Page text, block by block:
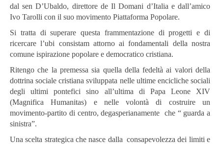
dal sen D’Ubaldo, direttore de Il Domani d’Italia e dall’amico
Ivo Tarolli con il suo movimento Piattaforma Popolare.
Si tratta di superare questa frammentazione di progetti e di
ricercare l’ubi consistam attorno ai fondamentali della nostra
comune ispirazione popolare e democratico cristiana.
Ritengo che la premessa sia quella della fedeltà ai valori della
dottrina sociale cristiana sviluppata nelle ultime encicliche sociali
degli ultimi pontefici sino all’ultima di Papa Leone XIV
(Magnifica Humanitas) e nelle volontà di costruire un
movimento-partito di centro, degasperianamente che “ guarda a
sinistra”.
Una scelta strategica che nasce dalla consapevolezza dei limiti e